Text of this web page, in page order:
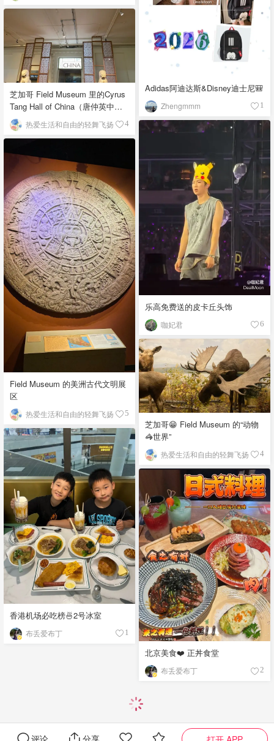
Adidas阿迪达斯&Disney迪士尼🎒
Zhengmmm 1
芝加哥 Field Museum 里的Cyrus
Tang Hall of China（唐仲英中国
馆） 热爱生活和自由的轻舞飞扬 4
乐高免费送的皮卡丘头饰
咖妃君 6
Field Museum 的美洲古代文明展
区
热爱生活和自由的轻舞飞扬 5
芝加哥😁 Field Museum 的“动物
🦓世界”
热爱生活和自由的轻舞飞扬 4
香港机场必吃榜🍜2号冰室
布丢爱布丁 1
北京美食❤️ 正丼食堂
布丢爱布丁 2
评论 分享